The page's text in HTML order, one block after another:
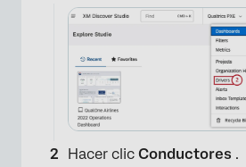
Hacer clic Conductores .